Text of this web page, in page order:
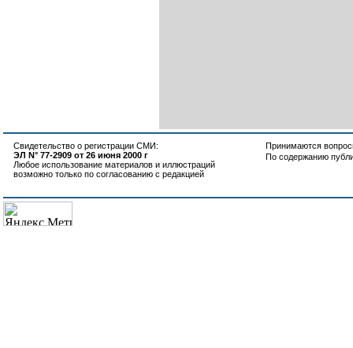
Свидетельство о регистрации СМИ:
ЭЛ N° 77-2909 от 26 июня 2000 г
Любое использование материалов и иллюстраций
возможно только по согласованию с редакцией
Принимаются
По содержанию